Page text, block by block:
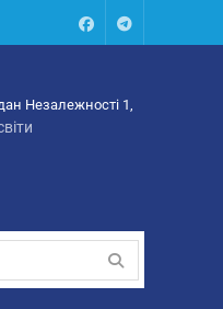
FacebookTalegram
Незалежності 1,